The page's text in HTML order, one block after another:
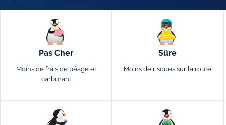
Pas Cher
Moins de frais de péage et
carburant
Sûre
Moins de risques sur la route